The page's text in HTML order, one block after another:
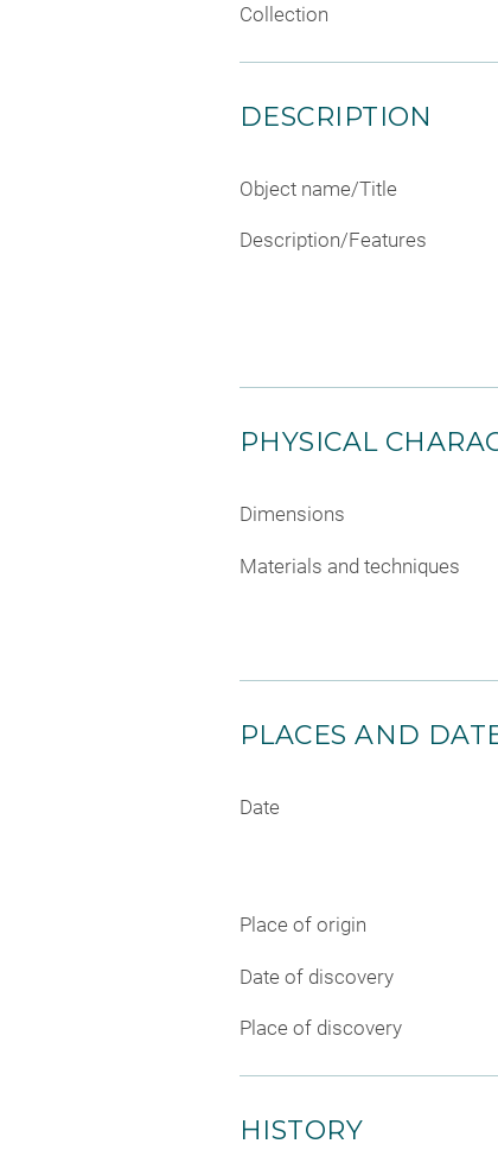
Collection
DESCRIPTION
Object name/Title
Description/Features
PHYSICAL
Dimensions
Materials and techniques
PLACES AND
Date
Place of origin
Date of discovery
Place of discovery
HISTORY